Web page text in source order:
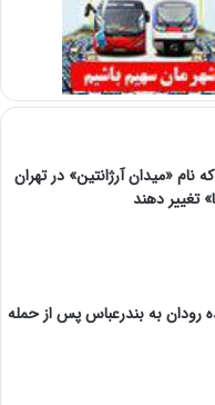
«میدان آرژانتین» در تهران
تغییر دهند
به بندرعباس پس از حمله